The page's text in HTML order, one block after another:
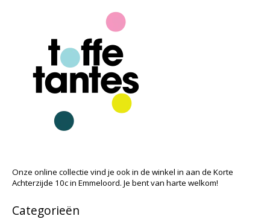
Onze online collectie vind je ook in de winkel in aan de Korte
Achterzijde 10c in Emmeloord. Je bent van harte welkom!
Categorieën